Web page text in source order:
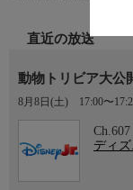
直近の放送
動物トリビア大
8月8日(土) 17:00〜
Ch.607
ディ